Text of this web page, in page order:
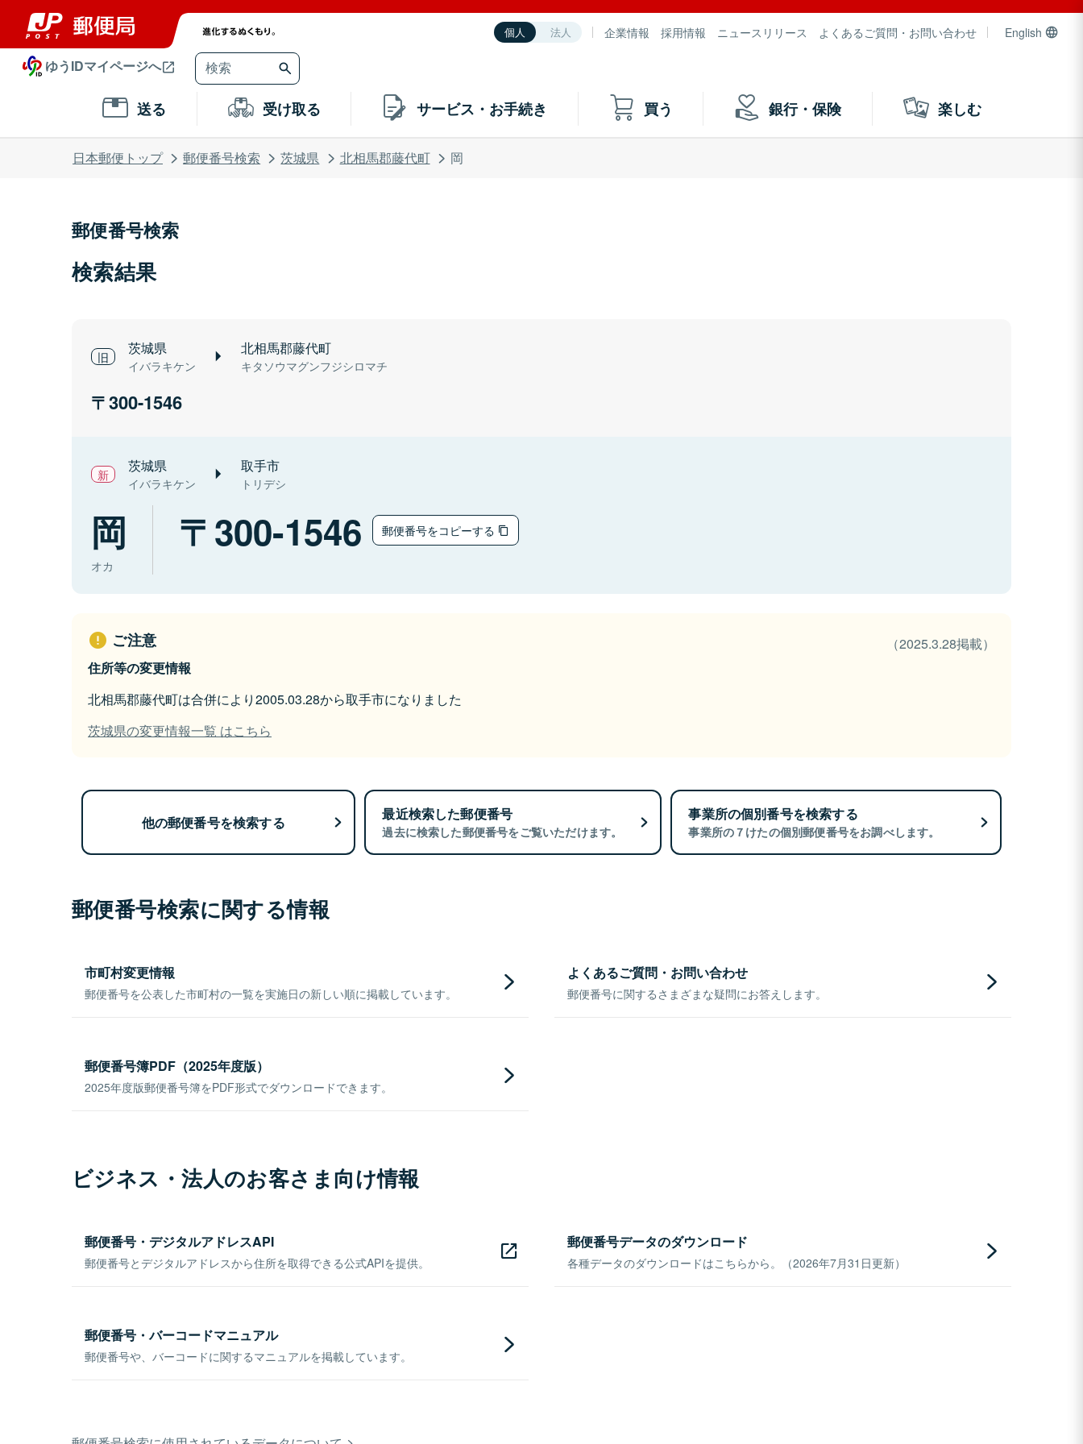
個人 法人 企業情報 採用情報 ニュースリリース よくあるご質問・お問い合わせ English
ゆうIDマイページへ
送る 受け取る サービス・お手続き 買う 銀行・保険 楽しむ
日本郵便トップ 郵便番号検索 茨城県 北相馬郡藤代町 岡
郵便番号検索
検索結果
茨城県
イバラキケン
北相馬郡藤代町
キタソウマグンフジシロマチ
300-1546
茨城県
イバラキケン
取手市
トリデシ
岡
オカ
300-1546 郵便番号をコピーする
ご注意
（2025.3.28掲載）
住所等の変更情報
北相馬郡藤代町は合併により2005.03.28から取手市になりました
茨城県の変更情報一覧 はこちら
他の郵便番号を検索する 最近検索した郵便番号
過去に検索した郵便番号をご覧いただけます。
事業所の個別番号を検索する
事業所の７けたの個別郵便番号をお調べします。
郵便番号検索に関する情報
市町村変更情報
郵便番号を公表した市町村の一覧を実施日の新しい順に掲載しています。
よくあるご質問・お問い合わせ
郵便番号に関するさまざまな疑問にお答えします。
郵便番号簿PDF（2025年度版）
2025年度版郵便番号簿をPDF形式でダウンロードできます。
ビジネス・法人のお客さま向け情報
郵便番号・デジタルアドレスAPI
郵便番号とデジタルアドレスから住所を取得できる公式APIを提供。
郵便番号データのダウンロード
各種データのダウンロードはこちらから。（2026年7月31日更新）
郵便番号・バーコードマニュアル
郵便番号や、バーコードに関するマニュアルを掲載しています。